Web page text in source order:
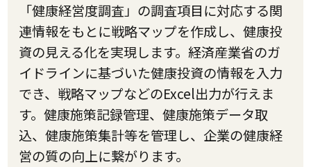
「健康経営度調査」の調査項目に対応する関
連情報をもとに戦略マップを作成し、健康投
資の見える化を実現します。経済産業省のガ
イドラインに基づいた健康投資の情報を入力
でき、戦略マップなどのExcel出力が行えま
す。健康施策記録管理、健康施策データ取
込、健康施策集計等を管理し、企業の健康経
営の質の向上に繋がります。